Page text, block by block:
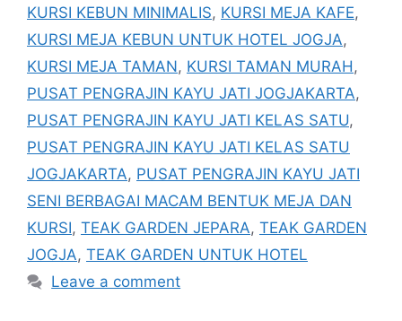
KURSI KEBUN MINIMALIS, KURSI MEJA KAFE,
KURSI MEJA KEBUN UNTUK HOTEL JOGJA,
KURSI MEJA TAMAN, KURSI TAMAN MURAH,
PUSAT PENGRAJIN KAYU JATI JOGJAKARTA,
PUSAT PENGRAJIN KAYU JATI KELAS SATU,
PUSAT PENGRAJIN KAYU JATI KELAS SATU
JOGJAKARTA, PUSAT PENGRAJIN KAYU JATI
SENI BERBAGAI MACAM BENTUK MEJA DAN
KURSI, TEAK GARDEN JEPARA, TEAK GARDEN
JOGJA, TEAK GARDEN UNTUK HOTEL
Leave a comment